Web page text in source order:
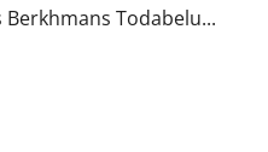
Todabelu...